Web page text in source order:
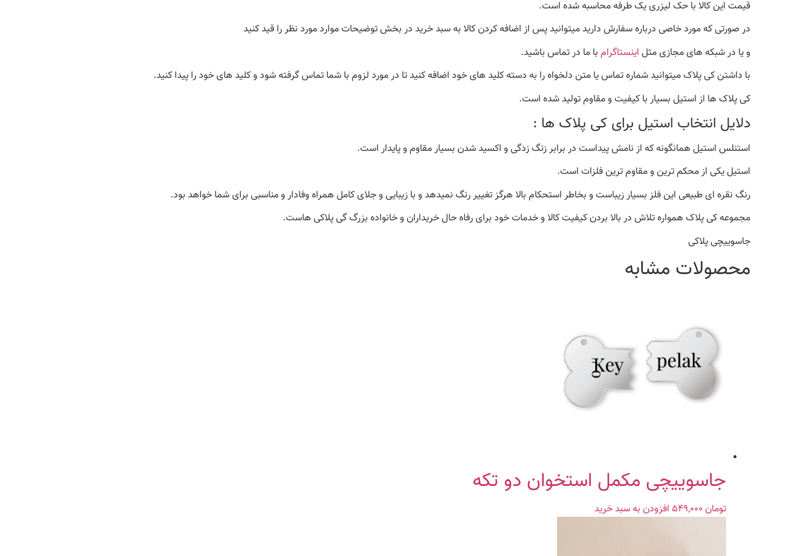
قیمت این کالا با حک لیزری یک طرفه محاسبه شده است.
در صورتی که مورد خاصی درباره سفارش دارید میتوانید پس از اضافه کردن کالا به سبد خرید در بخش توضیحات موارد مورد نظر را قید کنید
و یا در شبکه های مجازی مثل اینستاگرام با ما در تماس باشید.
با داشتن کی پلاک میتوانید شماره تماس یا متن دلخواه را به دسته کلید های خود اضافه کنید تا در مورد لزوم با شما تماس گرفته شود و کلید های خود را پیدا کنید.
کی پلاک ها از استیل بسیار با کیفیت و مقاوم تولید شده است.
دلایل انتخاب استیل برای کی پلاک ها :
استنلس استیل همانگونه که از نامش پیداست در برابر زنگ زدگی و اکسید شدن بسیار مقاوم و پایدار است.
استیل یکی از محکم ترین و مقاوم ترین فلزات است.
رنگ نقره ای طبیعی این فلز بسیار زیباست و بخاطر استحکام بالا هرگز تغییر رنگ نمیدهد و با زیبایی و جلای کامل همراه وفادار و مناسبی برای شما خواهد بود.
مجموعه کی پلاک همواره تلاش در بالا بردن کیفیت کالا و خدمات خود برای رفاه حال خریداران و خانواده بزرگ گی پلاکی هاست.
جاسوییچی پلاکی
محصولات مشابه
جاسوییچی مکمل استخوان دو تکه
تومان افزودن به سبد خرید